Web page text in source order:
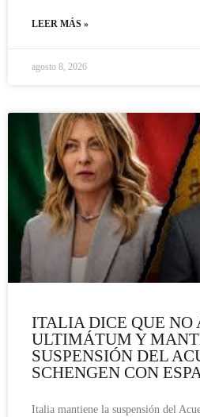
LEER MÁS »
agosto 8, 2026
ITALIA DICE QUE NO
ULTIMÁTUM Y
SUSPENSIÓN DEL
SCHENGEN CON
Italia mantiene la suspensión del